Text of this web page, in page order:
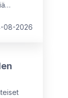
08-2026